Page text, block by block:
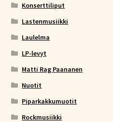
Konserttiliput
Lastenmusiikki
Laulelma
LP-levyt
Matti Rag Paananen
Nuotit
Piparkakkumuotit
Rockmusiikki